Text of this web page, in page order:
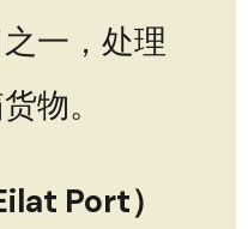
一，处理
物。
Port）